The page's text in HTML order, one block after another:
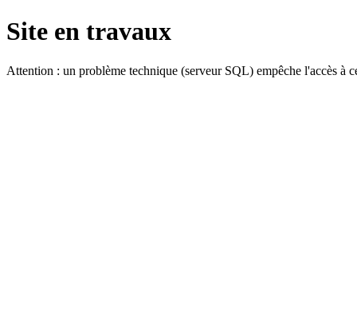
Site en travaux
Attention : un problème technique (serveur SQL) empêche l'accès à